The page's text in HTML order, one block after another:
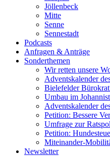
Jöllenbeck
Mitte
Senne
Sennestadt
Podcasts
Anfragen & Anträge
Sonderthemen
Wir retten unsere
Adventskalender
Bielefelder
Umbau im
Adventskalender
Petition: Bessere
Umfrage zur
Petition:
Miteinander-
Newsletter